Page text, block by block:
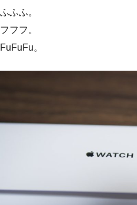
ふふふ。
フフフ。
FuFuFu。